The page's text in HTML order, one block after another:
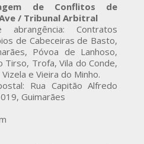
de Conflitos de
/ Tribunal Arbitral
Contratos
de Cabeceiras de Basto,
Póvoa de Lanhoso,
Tirso, Trofa, Vila do Conde,
e Vieira do Minho.
Rua Capitão Alfredo
Guimarães